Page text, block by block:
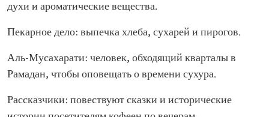
духи и ароматические вещества.
Пекарное дело: выпечка хлеба, сухарей и пирогов.
Аль-Мусахарати: человек, обходящий кварталы в
Рамадан, чтобы оповещать о времени сухура.
Рассказчики: повествуют сказки и исторические